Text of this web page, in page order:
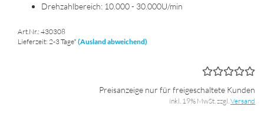
Dreh­zahl­be­reich: 10.000 - 30.000U/min
Art.Nr.: 430308
Lieferzeit: 2-3 Tage* (Ausland abweichend)
Preisanzeige nur für freigeschaltete Kunden
inkl. 19% MwSt. zzgl.Versand